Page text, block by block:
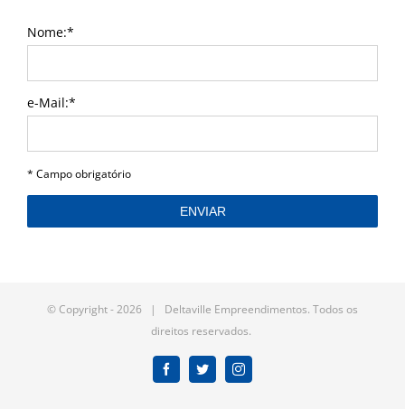
Nome:*
e-Mail:*
* Campo obrigatório
© Copyright -2026 | Deltaville Empreendimentos. Todos os
direitos reservados.
FacebookTwitterInstagram
"//www.googleadservices.com/pagead/conversion/850577331/?